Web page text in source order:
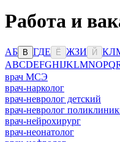
Работа и
АБ В ГДЕ Ё ЖЗИ Й КЛ
ABCDEFGHIJKLMNOPQ
врач МСЭ
врач-нарколог
врач-невролог детский
врач-невролог
врач-нейрохирург
врач-неонатолог